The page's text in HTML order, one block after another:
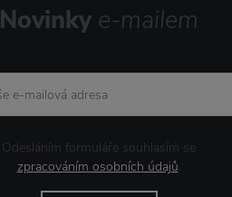
Novinky e-mailem
Odesláním formuláře souhlasím se
zpracováním osobních údajů.